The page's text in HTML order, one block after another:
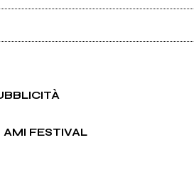
AMI FESTIVAL